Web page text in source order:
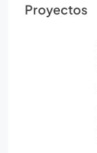
Proyectos